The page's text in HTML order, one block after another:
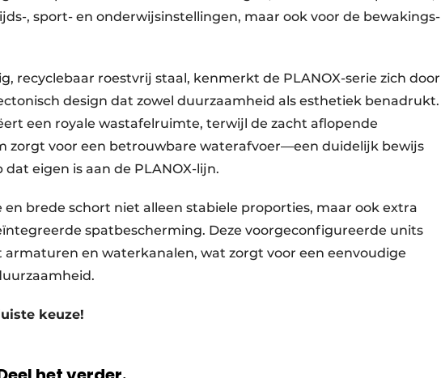
, sport- en onderwijsinstellingen, maar ook voor de bewakings-
recyclebaar roestvrij staal, kenmerkt de PLANOX-serie zich door
design dat zowel duurzaamheid als esthetiek benadrukt.
een royale wastafelruimte, terwijl de zacht aflopende
zorgt voor een betrouwbare waterafvoer—een duidelijk bewijs
eigen is aan de PLANOX-lijn.
brede schort niet alleen stabiele proporties, maar ook extra
spatbescherming. Deze voorgeconfigureerde units
en waterkanalen, wat zorgt voor een eenvoudige
keuze!